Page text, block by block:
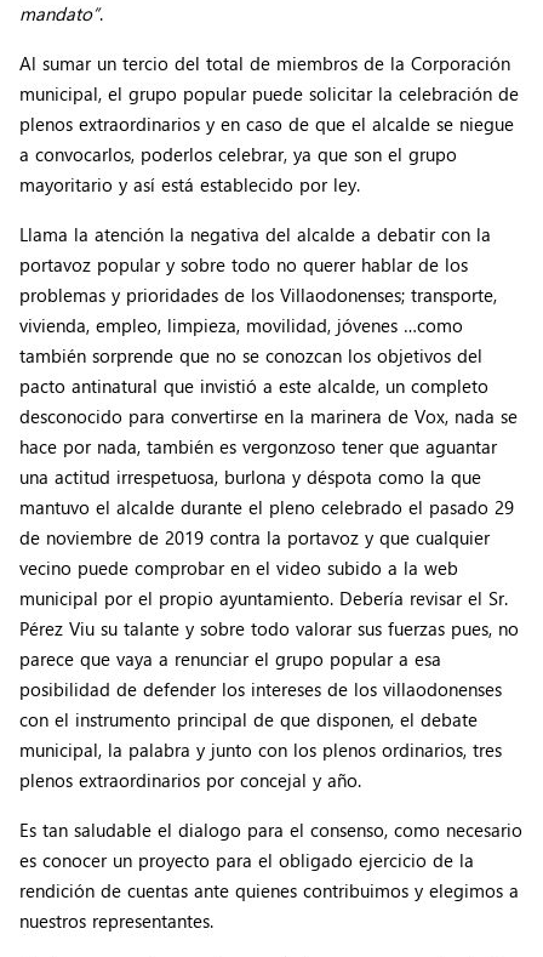
mandato”.
Al sumar un tercio del total de miembros de la Corporación
municipal, el grupo popular puede solicitar la celebración de
plenos extraordinarios y en caso de que el alcalde se niegue
a convocarlos, poderlos celebrar, ya que son el grupo
mayoritario y así está establecido por ley.
Llama la atención la negativa del alcalde a debatir con la
portavoz popular y sobre todo no querer hablar de los
problemas y prioridades de los Villaodonenses; transporte,
vivienda, empleo, limpieza, movilidad, jóvenes …como
también sorprende que no se conozcan los objetivos del
pacto antinatural que invistió a este alcalde, un completo
desconocido para convertirse en la marinera de Vox, nada se
hace por nada, también es vergonzoso tener que aguantar
una actitud irrespetuosa, burlona y déspota como la que
mantuvo el alcalde durante el pleno celebrado el pasado 29
de noviembre de 2019 contra la portavoz y que cualquier
vecino puede comprobar en el video subido a la web
municipal por el propio ayuntamiento. Debería revisar el Sr.
Pérez Viu su talante y sobre todo valorar sus fuerzas pues, no
parece que vaya a renunciar el grupo popular a esa
posibilidad de defender los intereses de los villaodonenses
con el instrumento principal de que disponen, el debate
municipal, la palabra y junto con los plenos ordinarios, tres
plenos extraordinarios por concejal y año.
Es tan saludable el dialogo para el consenso, como necesario
es conocer un proyecto para el obligado ejercicio de la
rendición de cuentas ante quienes contribuimos y elegimos a
nuestros representantes.